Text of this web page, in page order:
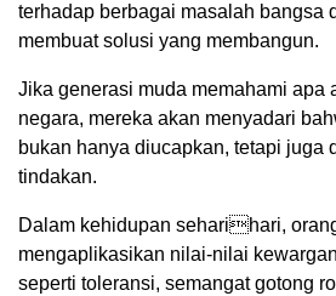
terhadap berbagai masalah bangsa
membuat solusi yang membangun.
Jika generasi muda memahami apa
negara, mereka akan menyadari
bukan hanya diucapkan, tetapi juga
tindakan.
Dalam kehidupan seharihari,
mengaplikasikan nilai-nilai
seperti toleransi, semangat gotong